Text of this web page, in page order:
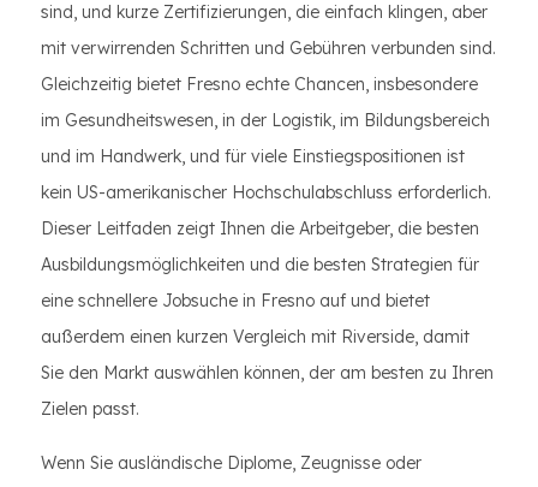
sind, und kurze Zertifizierungen, die einfach klingen, aber
mit verwirrenden Schritten und Gebühren verbunden sind.
Gleichzeitig bietet Fresno echte Chancen, insbesondere
im Gesundheitswesen, in der Logistik, im Bildungsbereich
und im Handwerk, und für viele Einstiegspositionen ist
kein US-amerikanischer Hochschulabschluss erforderlich.
Dieser Leitfaden zeigt Ihnen die Arbeitgeber, die besten
Ausbildungsmöglichkeiten und die besten Strategien für
eine schnellere Jobsuche in Fresno auf und bietet
außerdem einen kurzen Vergleich mit Riverside, damit
Sie den Markt auswählen können, der am besten zu Ihren
Zielen passt.
Wenn Sie ausländische Diplome, Zeugnisse oder